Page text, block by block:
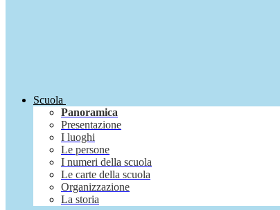
Scuola
Panoramica
Presentazione
I luoghi
Le persone
I numeri della scuola
Le carte della scuola
Organizzazione
La storia